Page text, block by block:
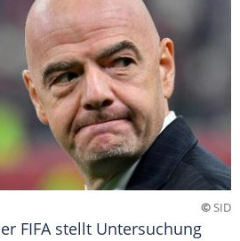
©SID
FIFA stellt Untersuchung